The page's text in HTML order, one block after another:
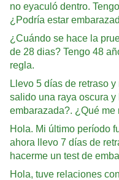
no eyaculó dentro.
¿Podría estar
¿Cuándo se hace la
de 28 dias? Tengo 48
regla.
Llevo 5 días de retraso
salido una raya oscura
embarazada?. ¿Qué me
Hola. Mi último período
ahora llevo 7 días de
hacerme un test de
Hola, tuve relaciones